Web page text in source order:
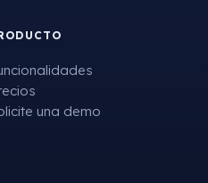
una demo